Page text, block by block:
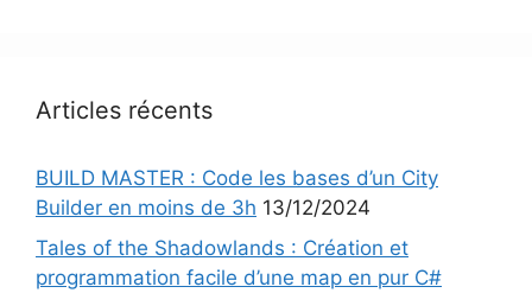
Articles récents
BUILD MASTER : Code les bases d’un City
Builder en moins de 3h 13/12/2024
Tales of the Shadowlands : Création et
programmation facile d’une map en pur C#